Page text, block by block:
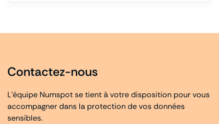
Contactez-nous
L’équipe Numspot se tient à votre disposition pour vous
accompagner dans la protection de vos données
sensibles.